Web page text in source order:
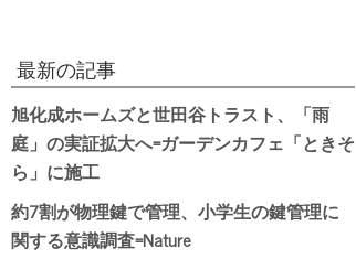
最新の記事
旭化成ホームズと世田谷トラスト、「雨
庭」の実証拡大へ=ガーデンカフェ「ときそ
ら」に施工
約7割が物理鍵で管理、小学生の鍵管理に
関する意識調査=Nature